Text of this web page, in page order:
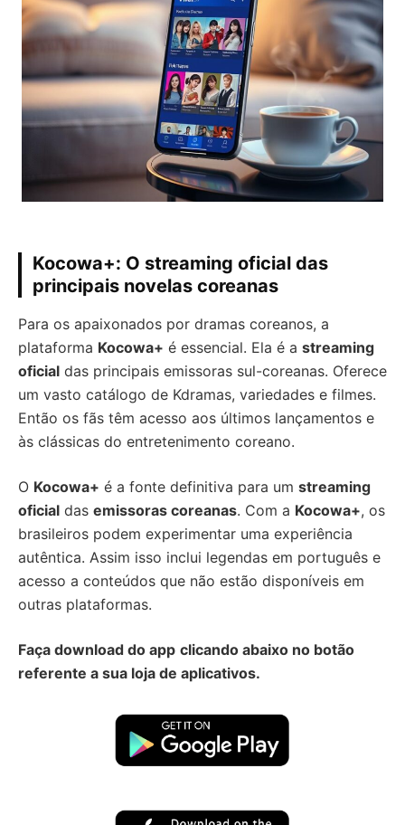
Kocowa+: O streaming oficial das
principais novelas coreanas
Para os apaixonados por dramas coreanos, a
plataforma Kocowa+ é essencial. Ela é a streaming
oficial das principais emissoras sul-coreanas. Oferece
um vasto catálogo de Kdramas, variedades e filmes.
Então os fãs têm acesso aos últimos lançamentos e
às clássicas do entretenimento coreano.
O Kocowa+ é a fonte definitiva para um streaming
oficial das emissoras coreanas. Com a Kocowa+, os
brasileiros podem experimentar uma experiência
autêntica. Assim isso inclui legendas em português e
acesso a conteúdos que não estão disponíveis em
outras plataformas.
Faça download do app clicando abaixo no botão
referente a sua loja de aplicativos.